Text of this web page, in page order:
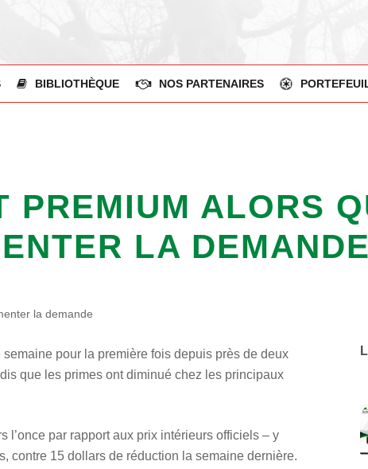
BIBLIOTHÈQUE NOS PARTENAIRES
PREMIUM ALORS
LA DEMANDE
la demande
pour la première fois depuis près de deux
que les primes ont diminué chez les principaux
l’once par rapport aux prix intérieurs officiels – y
contre 15 dollars de réduction la semaine dernière.